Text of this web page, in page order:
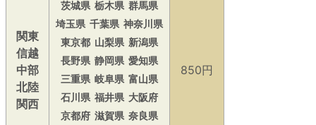
関東
信越
中部
北陸
関西
茨城県 栃木県 群馬県
埼玉県 千葉県 神奈川県
東京都 山梨県 新潟県
長野県 静岡県 愛知県
三重県 岐阜県 富山県
石川県 福井県 大阪府
京都府 滋賀県 奈良県
850円